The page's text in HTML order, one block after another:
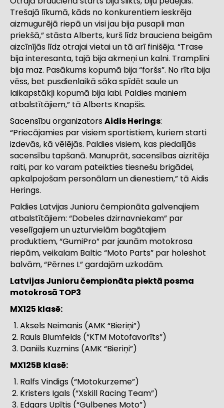
Trešajā līkumā, kāds no konkurentiem ieskrēja
aizmugurējā riepā un visi jau bija pusapli man
priekšā,” stāsta Alberts, kurš līdz brauciena beigām
aizcīnījās līdz otrajai vietai un tā arī finišēja. “Trase
bija interesanta, tajā bija akmeņi un kalni. Tramplīni
bija maz. Pasākums kopumā bija “foršs”. No rīta bija
vēss, bet pusdienlaikā sāka spīdēt saule un
laikapstākļi kopumā bija labi. Paldies maniem
atbalstītājiem,” tā Alberts Knapšis.
Sacensību organizators Aidis Herings:
“Priecājamies par visiem sportistiem, kuriem starti
izdevās, kā vēlējās. Paldies visiem, kas piedalījās
sacensību tapšanā. Manuprāt, sacensības aizritēja
raiti, par ko varam pateikties tiesnešu brigādei,
apkalpojošam personālam un dienestiem,” tā Aidis
Herings.
Paldies Latvijas Junioru čempionāta galvenajiem
atbalstītājiem: “Dobeles dzirnavniekam” par
veselīgajiem un uzturvielām bagātajiem
produktiem, “GumiPro” par jaunām motokrosa
riepām, veikalam Baltic “Moto Parts” par holeshot
balvām, “Pērnes L” gardajām uzkodām.
Latvijas Junioru čempionāta piektā posma
motokrosā TOP3
MX125 klasē:
Aksels Neimanis (AMK “Bieriņi”)
Rauls Blumfelds (“KTM Motofavorīts”)
Daniils Kuzmins (AMK “Bieriņi”)
MX125B klasē:
Ralfs Vindigs (“Motokurzeme”)
Kristers Igals (“Xskill Racing Team”)
Edgars Upītis (“Gulbenes Moto”)